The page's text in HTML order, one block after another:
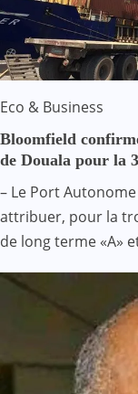
Eco & Business
Bloomfield
de Douala pour la
– Le Port
attribuer, pour la
de long terme «A»